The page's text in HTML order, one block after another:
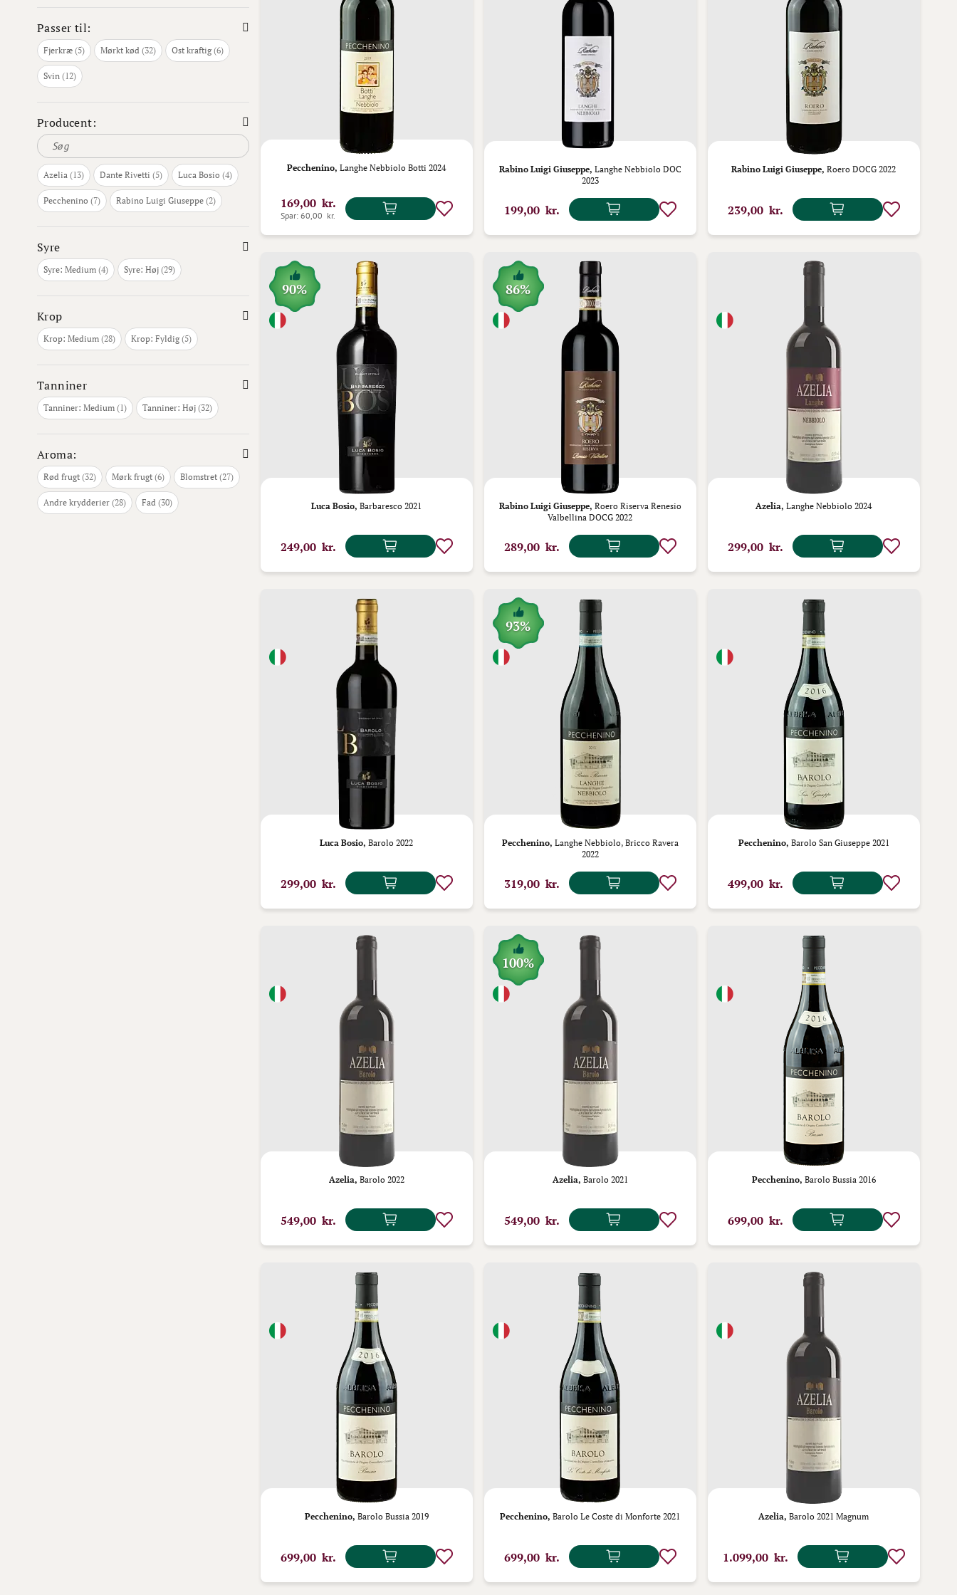
Passer til:
Fjerkræ 5
varer Mørkt kød 32
varer Ost kraftig 6
varer
Svin 12
varer
Producent:
Azelia 13
varer Dante Rivetti 5
varer Luca Bosio 4
varer
Pecchenino 7
varer Rabino Luigi Giuseppe 2
varer
Syre
Syre: Medium 4
varer Syre: Høj 29
varer
Krop
Krop: Medium 28
varer Krop: Fyldig 5
varer
Tanniner
Tanniner: Medium 1
vare Tanniner: Høj 32
varer
Aroma:
Rød frugt 32
varer Mørk frugt 6
varer Blomstret 27
varer
Andre krydderier 28
varer Fad 30
varer
Pecchenino, Langhe Nebbiolo Botti 2024
169,00 kr.
Spar: 60,00 kr.
Rabino Luigi Giuseppe, Langhe Nebbiolo DOC
2023
199,00 kr.
Rabino Luigi Giuseppe, Roero DOCG 2022
239,00 kr.
90%
Luca Bosio, Barbaresco 2021
249,00 kr.
86%
Rabino Luigi Giuseppe, Roero Riserva Renesio
Valbellina DOCG 2022
289,00 kr.
Azelia, Langhe Nebbiolo 2024
299,00 kr.
Luca Bosio, Barolo 2022
299,00 kr.
93%
Pecchenino, Langhe Nebbiolo, Bricco Ravera
2022
319,00 kr.
Pecchenino, Barolo San Giuseppe 2021
499,00 kr.
Azelia, Barolo 2022
549,00 kr.
100%
Azelia, Barolo 2021
549,00 kr.
Pecchenino, Barolo Bussia 2016
699,00 kr.
Pecchenino, Barolo Bussia 2019
699,00 kr.
Pecchenino, Barolo Le Coste di Monforte 2021
699,00 kr.
Azelia, Barolo 2021 Magnum
1.099,00 kr.